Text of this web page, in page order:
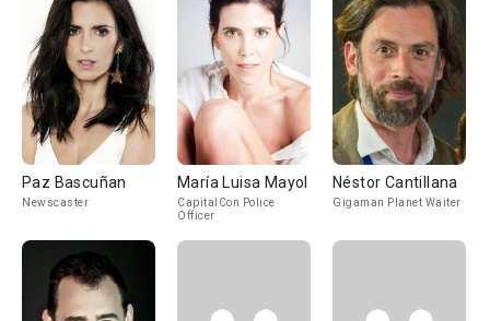
Paz Bascuñan
Newscaster
María Luisa Mayol
CapitalCon Police
Officer
Néstor Cantillana
Gigaman Planet Waiter